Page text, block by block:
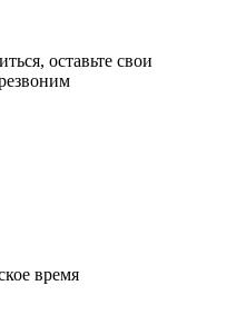
оставьте свои
время